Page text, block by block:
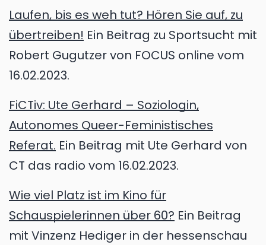
Laufen, bis es weh tut? Hören Sie auf, zu
übertreiben! Ein Beitrag zu Sportsucht mit
Robert Gugutzer von FOCUS online vom
16.02.2023.
FiCTiv: Ute Gerhard – Soziologin,
Autonomes Queer-Feministisches
Referat. Ein Beitrag mit Ute Gerhard von
CT das radio vom 16.02.2023.
Wie viel Platz ist im Kino für
Schauspielerinnen über 60? Ein Beitrag
mit Vinzenz Hediger in der hessenschau